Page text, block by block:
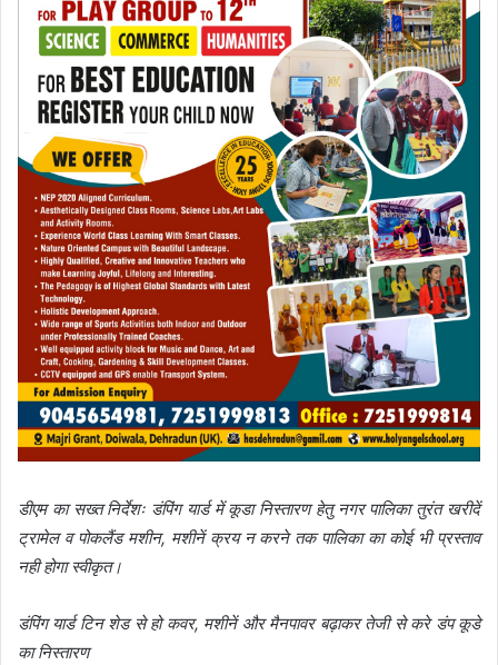
डीएम का सख्त निर्देशः डंपिंग यार्ड में कूडा निस्तारण हेतु नगर पालिका तुरंत खरीदें
ट्रामेल व पोकलैंड मशीन, मशीनें क्रय न करने तक पालिका का कोई भी प्रस्ताव
नही होगा स्वीकृत।
डंपिंग यार्ड टिन शेड से हो कवर, मशीनें और मैनपावर बढ़ाकर तेजी से करे डंप कूडे
का निस्तारण